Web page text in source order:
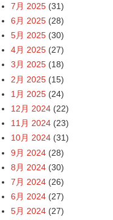
7月 2025 (31)
6月 2025 (28)
5月 2025 (30)
4月 2025 (27)
3月 2025 (18)
2月 2025 (15)
1月 2025 (24)
12月 2024 (22)
11月 2024 (23)
10月 2024 (31)
9月 2024 (28)
8月 2024 (30)
7月 2024 (26)
6月 2024 (27)
5月 2024 (27)